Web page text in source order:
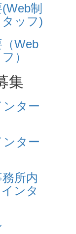
制
ッフ)
Web
）
集
ター
ター
所内
ンタ